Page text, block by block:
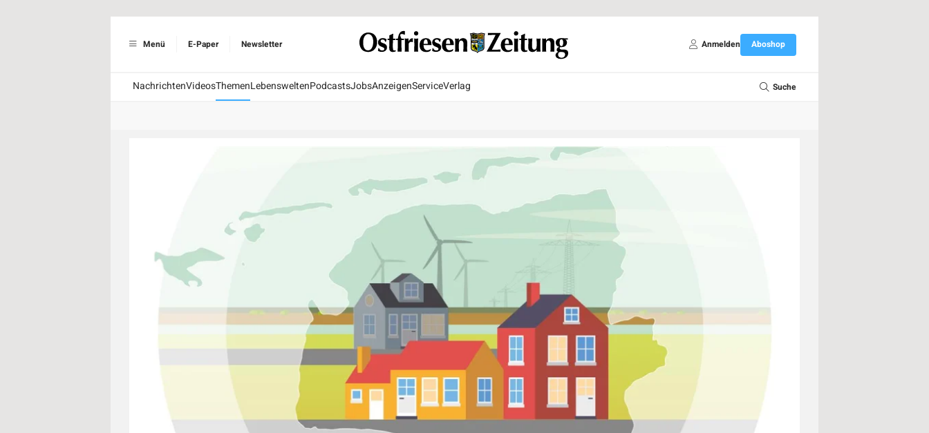
Menü E-Paper Newsletter Anmelden Aboshop
NachrichtenVideosThemenLebensweltenPodcastsJobsAnzeigenServiceVerlag Suche